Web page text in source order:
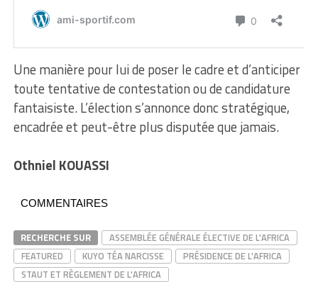
Une manière pour lui de poser le cadre et d’anticiper
toute tentative de contestation ou de candidature
fantaisiste. L’élection s’annonce donc stratégique,
encadrée et peut-être plus disputée que jamais.
Othniel KOUASSI
COMMENTAIRES
RECHERCHE SUR
ASSEMBLÉE GÉNÉRALE ÉLECTIVE DE L'AFRICA
FEATURED
KUYO TÉA NARCISSE
PRÉSIDENCE DE L'AFRICA
STAUT ET RÈGLEMENT DE L'AFRICA